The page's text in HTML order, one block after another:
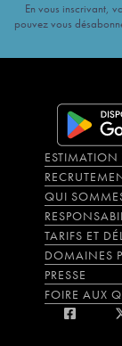
En vous inscrivant,
pouvez vous
ESTIMATION
QUI
TARIFS ET
DOMAINES
PRESSE
FOIRE AUX